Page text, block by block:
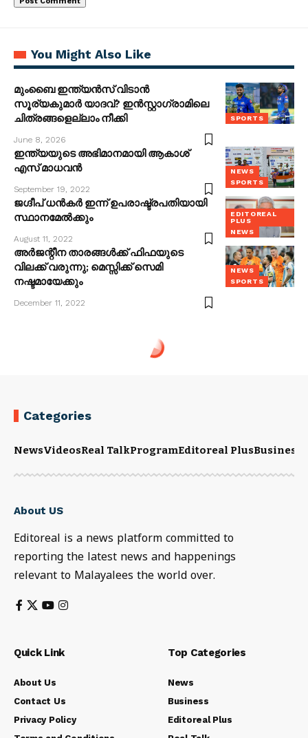
You Might Also Like
SPORTS
മുംബൈ ഇന്ത്യൻസ് വിടാൻ
സൂര്യകുമാർ യാദവ്? ഇൻസ്റ്റാഗ്രാമിലെ
ചിത്രങ്ങളെല്ലാം നീക്കി
June 8, 2026
NEWS
SPORTS
ഇന്ത്യയുടെ അഭിമാനമായി ആകാശ്
എസ് മാധവൻ
September 19, 2022
EDITOREAL
PLUS
NEWS
ജഗ്ദീപ് ധൻകര്‍ ഇന്ന് ഉപരാഷ്ട്രപതിയായി
സ്ഥാനമേല്‍ക്കും
August 11, 2022
NEWS
SPORTS
അര്‍ജന്റീന താരങ്ങള്‍ക്ക് ഫിഫയുടെ
വിലക്ക് വരുന്നു; മെസ്സിക്ക് സെമി
നഷ്ടമായേക്കും
December 11, 2022
Categories
NewsVideosReal TalkProgramEditoreal PlusBusiness
About US
Editoreal is a news platform committed to
reporting the latest news and happenings
relevant to Malayalees the world over.
Quick Link
About Us
Contact Us
Privacy Policy
Top Categories
News
Business
Editoreal Plus